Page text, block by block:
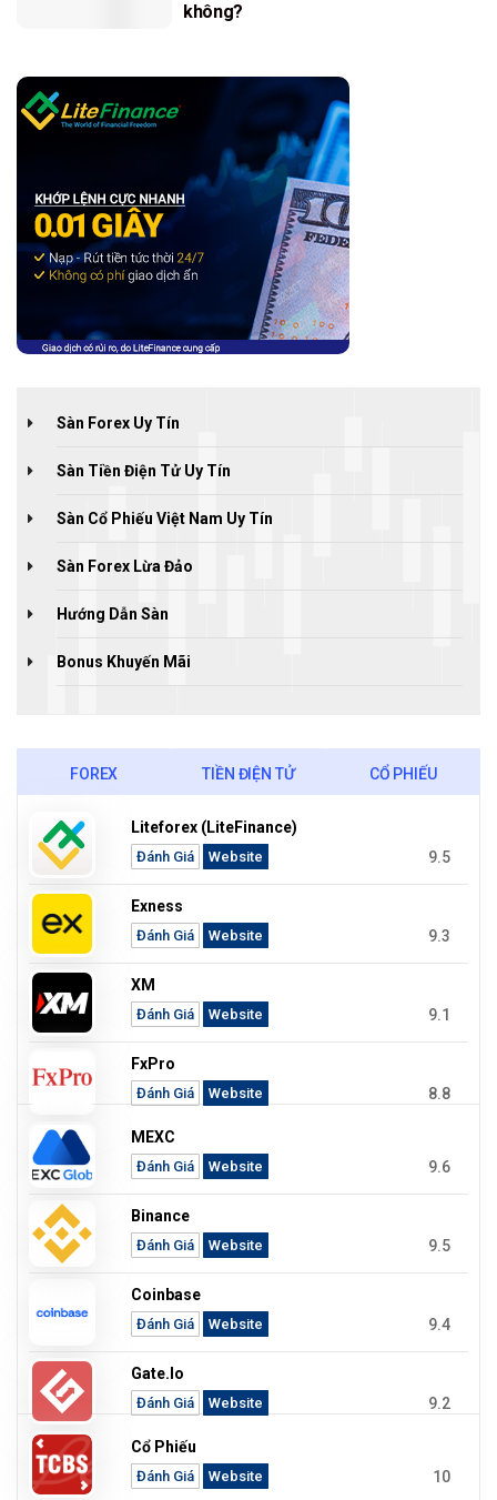
không?
Sàn Forex Uy Tín
Sàn Tiền Điện Tử Uy Tín
Sàn Cổ Phiếu Việt Nam Uy Tín
Sàn Forex Lừa Đảo
Hướng Dẫn Sàn
Bonus Khuyến Mãi
FOREX TIỀN ĐIỆN TỬ CỔ PHIẾU
Liteforex (LiteFinance)
Đánh Giá Website 9.5
Exness
Đánh Giá Website 9.3
XM
Đánh Giá Website 9.1
FxPro
Đánh Giá Website 8.8
MEXC
Đánh Giá Website 9.6
Binance
Đánh Giá Website 9.5
Coinbase
Đánh Giá Website 9.4
Gate.io
Đánh Giá Website 9.2
Cổ Phiếu
Đánh Giá Website 10